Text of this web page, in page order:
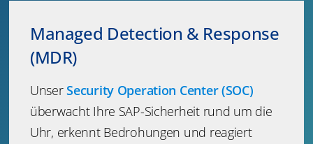
Managed Detection & Response
(MDR)
UnserSecurity Operation Center (SOC)
überwacht Ihre SAP-Sicherheit rund um die
Uhr, erkennt Bedrohungen und reagiert